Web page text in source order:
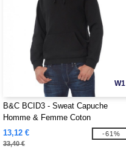
W1
B&C BCID3 - Sweat Capuche
Homme & Femme Coton
13,12 €
33,40 €
-61%